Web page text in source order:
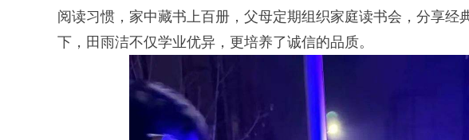
阅读习惯，家中藏书上百册，父母定期组织家庭读书会，分享经
下，田雨洁不仅学业优异，更培养了诚信的品质。